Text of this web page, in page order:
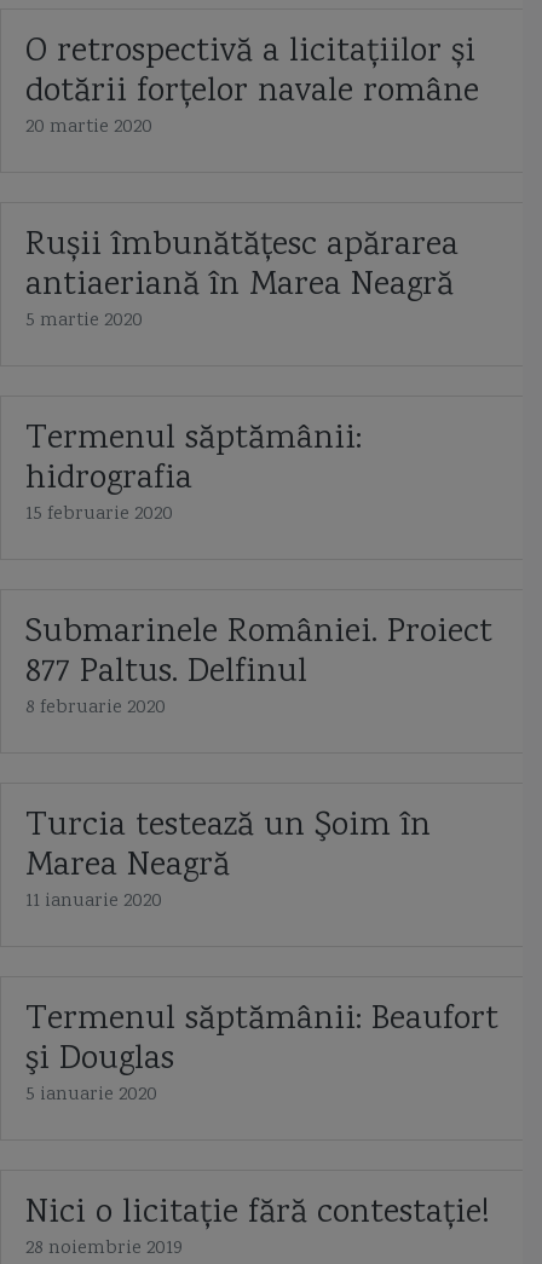
O retrospectivă a licitațiilor și
dotării forțelor navale române
20 martie 2020
Rușii îmbunătățesc apărarea
antiaeriană în Marea Neagră
5 martie 2020
Termenul săptămânii:
hidrografia
15 februarie 2020
Submarinele României. Proiect
877 Paltus. Delfinul
8 februarie 2020
Turcia testează un Şoim în
Marea Neagră
11 ianuarie 2020
Termenul săptămânii: Beaufort
şi Douglas
5 ianuarie 2020
Nici o licitație fără contestație!
28 noiembrie 2019